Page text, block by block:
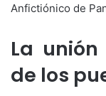
Anfictiónico de
La
de los